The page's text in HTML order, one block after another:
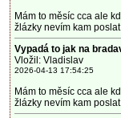
Mám to měsíc cca ale
žlázky nevím kam
Vypadá to jak na
Vložil: Vladislav
2026-04-13 17:54:25
Mám to měsíc cca ale
žlázky nevím kam